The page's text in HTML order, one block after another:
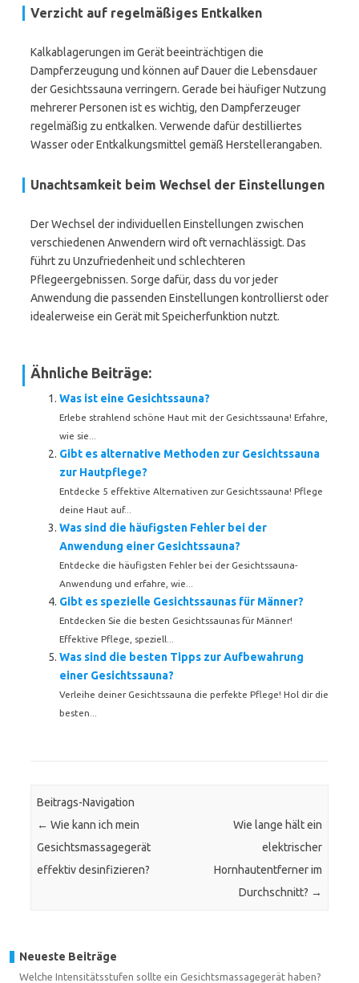
Verzicht auf regelmäßiges Entkalken
Kalkablagerungen im Gerät beeinträchtigen die
Dampferzeugung und können auf Dauer die Lebensdauer
der Gesichtssauna verringern. Gerade bei häufiger Nutzung
mehrerer Personen ist es wichtig, den Dampferzeuger
regelmäßig zu entkalken. Verwende dafür destilliertes
Wasser oder Entkalkungsmittel gemäß Herstellerangaben.
Unachtsamkeit beim Wechsel der Einstellungen
Der Wechsel der individuellen Einstellungen zwischen
verschiedenen Anwendern wird oft vernachlässigt. Das
führt zu Unzufriedenheit und schlechteren
Pflegeergebnissen. Sorge dafür, dass du vor jeder
Anwendung die passenden Einstellungen kontrollierst oder
idealerweise ein Gerät mit Speicherfunktion nutzt.
Ähnliche Beiträge:
Was ist eine Gesichtssauna?
Erlebe strahlend schöne Haut mit der Gesichtssauna! Erfahre,
wie sie...
Gibt es alternative Methoden zur Gesichtssauna
zur Hautpflege?
Entdecke 5 effektive Alternativen zur Gesichtssauna! Pflege
deine Haut auf...
Was sind die häufigsten Fehler bei der
Anwendung einer Gesichtssauna?
Entdecke die häufigsten Fehler bei der Gesichtssauna-
Anwendung und erfahre, wie...
Gibt es spezielle Gesichtssaunas für Männer?
Entdecken Sie die besten Gesichtssaunas für Männer!
Effektive Pflege, speziell...
Was sind die besten Tipps zur Aufbewahrung
einer Gesichtssauna?
Verleihe deiner Gesichtssauna die perfekte Pflege! Hol dir die
besten...
Beitrags-Navigation
← Wie kann ich mein
Gesichtsmassagegerät
effektiv desinfizieren?
Wie lange hält ein
elektrischer
Hornhautentferner im
Durchschnitt? →
Neueste Beiträge
Welche Intensitätsstufen sollte ein Gesichtsmassagegerät haben?